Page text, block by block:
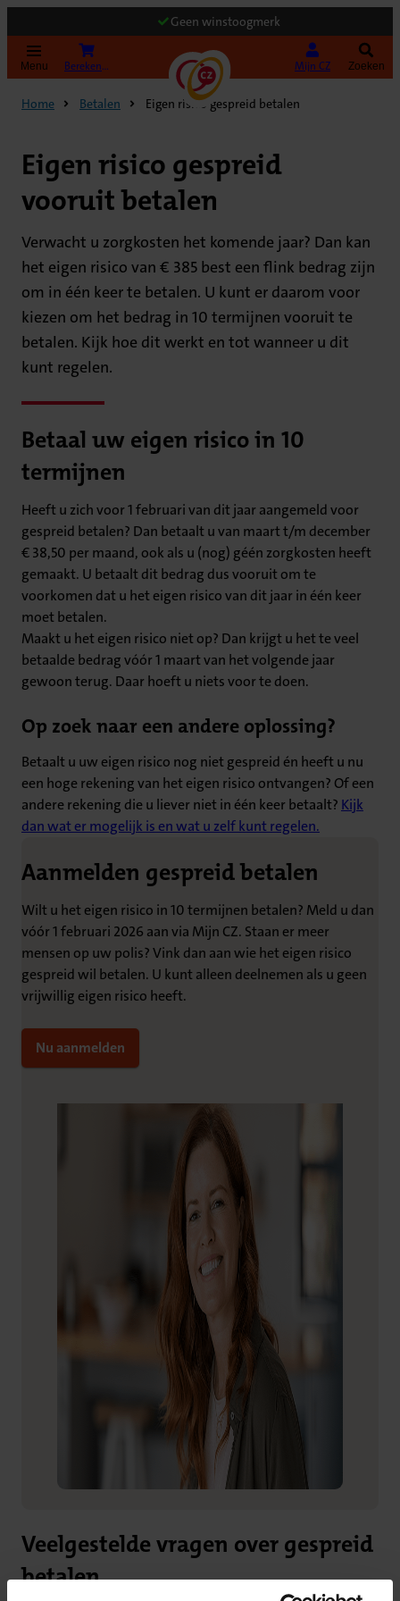
Geen winstoogmerk
Menu Bereken uw premie Mijn CZ Zoeken
Home Betalen Eigen risico gespreid betalen
Eigen risico gespreid
vooruit betalen
Verwacht u zorgkosten het komende jaar? Dan kan
het eigen risico van € 385 best een flink bedrag zijn
om in één keer te betalen. U kunt er daarom voor
kiezen om het bedrag in 10 termijnen vooruit te
betalen. Kijk hoe dit werkt en tot wanneer u dit
kunt regelen.
Betaal uw eigen risico in 10
termijnen
Heeft u zich voor 1 februari van dit jaar aangemeld voor
gespreid betalen? Dan betaalt u van maart t/m december
€ 38,50 per maand, ook als u (nog) géén zorgkosten heeft
gemaakt. U betaalt dit bedrag dus vooruit om te
voorkomen dat u het eigen risico van dit jaar in één keer
moet betalen.
Maakt u het eigen risico niet op? Dan krijgt u het te veel
betaalde bedrag vóór 1 maart van het volgende jaar
gewoon terug. Daar hoeft u niets voor te doen.
Op zoek naar een andere oplossing?
Betaalt u uw eigen risico nog niet gespreid én heeft u nu
een hoge rekening van het eigen risico ontvangen? Of een
andere rekening die u liever niet in één keer betaalt? Kijk
dan wat er mogelijk is en wat u zelf kunt regelen.
Aanmelden gespreid betalen
Wilt u het eigen risico in 10 termijnen betalen? Meld u dan
vóór 1 februari 2026 aan via Mijn CZ. Staan er meer
mensen op uw polis? Vink dan aan wie het eigen risico
gespreid wil betalen. U kunt alleen deelnemen als u geen
vrijwillig eigen risico heeft.
Nu aanmelden
Veelgestelde vragen over gespreid
betalen